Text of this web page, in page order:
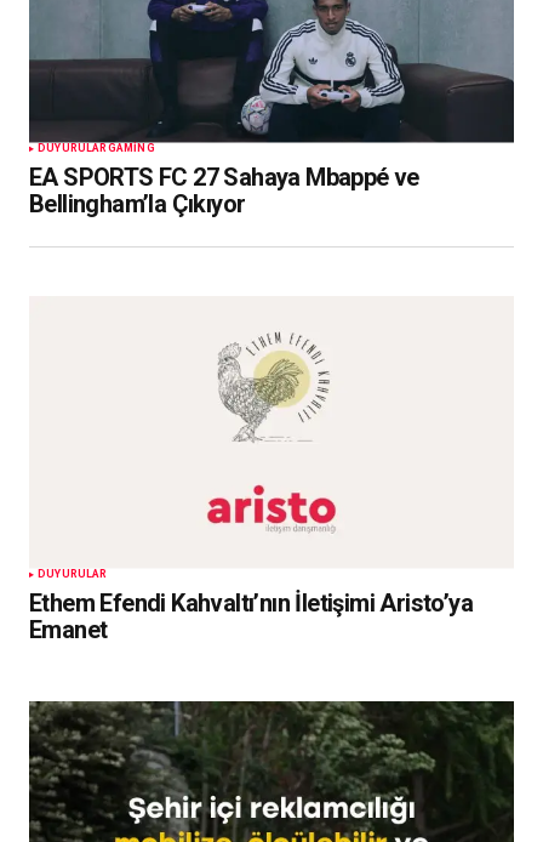
DUYURULAR GAMING
EA SPORTS FC 27 Sahaya Mbappé ve
Bellingham’la Çıkıyor
DUYURULAR
Ethem Efendi Kahvaltı’nın İletişimi Aristo’ya
Emanet